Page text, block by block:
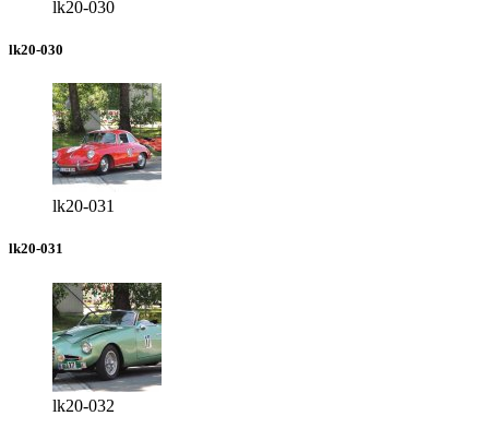
lk20-030
lk20-030
lk20-031
lk20-031
lk20-032